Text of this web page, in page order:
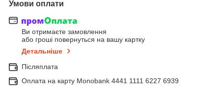
Умови оплати
Ви отримаєте замовлення
або гроші повернуться на вашу картку
Детальніше
Післяплата
Оплата на карту Monobank 4441 1111 6227 6939